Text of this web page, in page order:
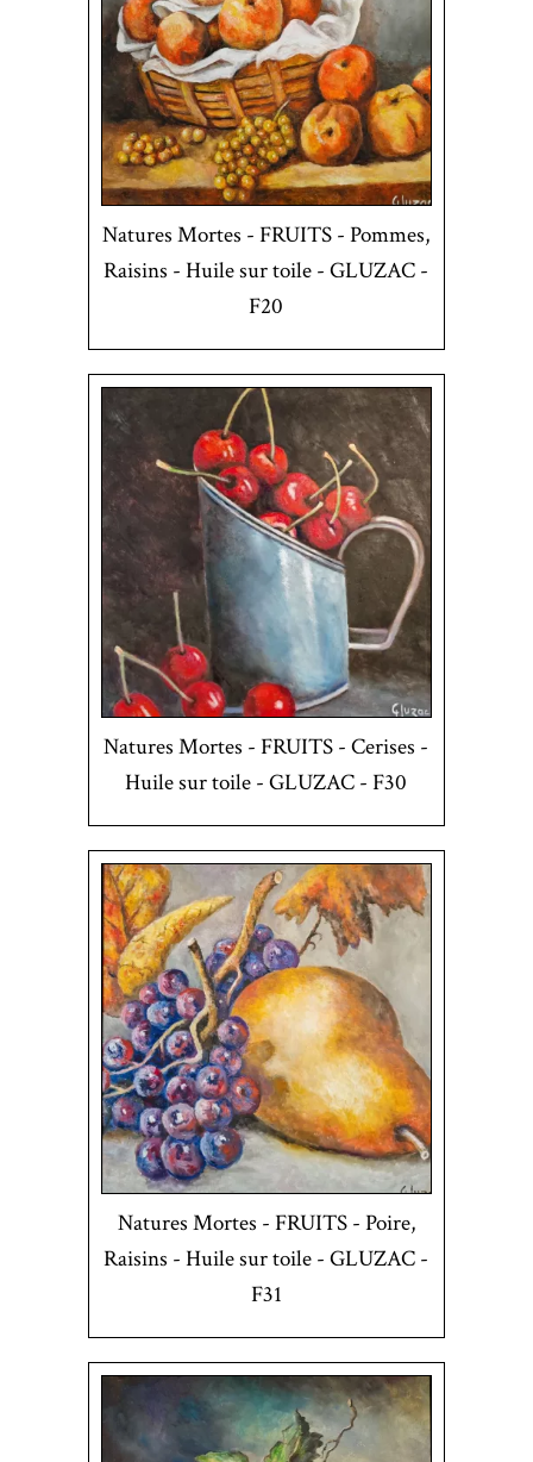
Natures Mortes - FRUITS - Pommes,
Raisins - Huile sur toile - GLUZAC -
F20
Natures Mortes - FRUITS - Cerises -
Huile sur toile - GLUZAC - F30
Natures Mortes - FRUITS - Poire,
Raisins - Huile sur toile - GLUZAC -
F31